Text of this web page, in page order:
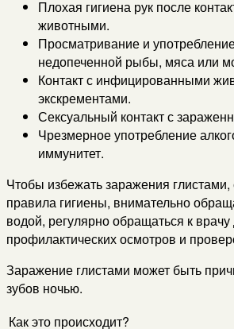
Плохая гигиена рук после
животными.
Просматривание и
недопеченной рыбы, мяса или
Контакт с инфицированными
экскрементами.
Сексуальный контакт с
Чрезмерное употребление
иммунитет.
Чтобы избежать заражения глистами,
правила гигиены, внимательно
водой, регулярно обращаться к врачу
профилактических осмотров и
Заражение глистами может быть
зубов ночью.
Как это происходит?